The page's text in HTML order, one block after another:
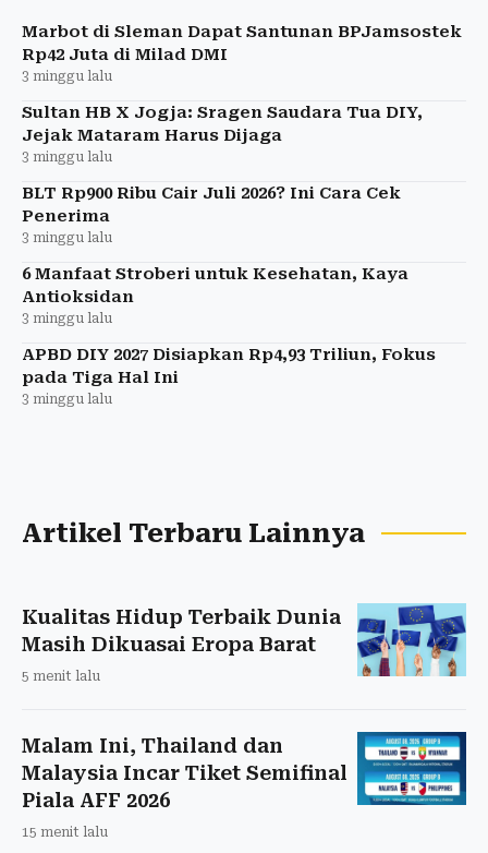
Marbot di Sleman Dapat Santunan BPJamsostek
Rp42 Juta di Milad DMI
3 minggu lalu
Sultan HB X Jogja: Sragen Saudara Tua DIY,
Jejak Mataram Harus Dijaga
3 minggu lalu
BLT Rp900 Ribu Cair Juli 2026? Ini Cara Cek
Penerima
3 minggu lalu
6 Manfaat Stroberi untuk Kesehatan, Kaya
Antioksidan
3 minggu lalu
APBD DIY 2027 Disiapkan Rp4,93 Triliun, Fokus
pada Tiga Hal Ini
3 minggu lalu
Artikel Terbaru Lainnya
Kualitas Hidup Terbaik Dunia
Masih Dikuasai Eropa Barat
5 menit lalu
Malam Ini, Thailand dan
Malaysia Incar Tiket Semifinal
Piala AFF 2026
15 menit lalu